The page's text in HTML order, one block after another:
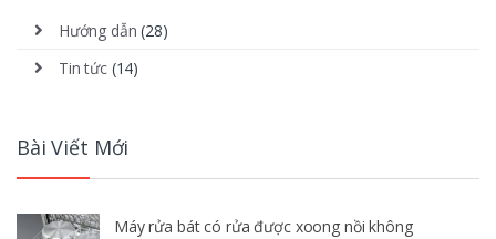
Hướng dẫn (28)
Tin tức(14)
Bài Viết Mới
Máy rửa bát có rửa được xoong nồi không